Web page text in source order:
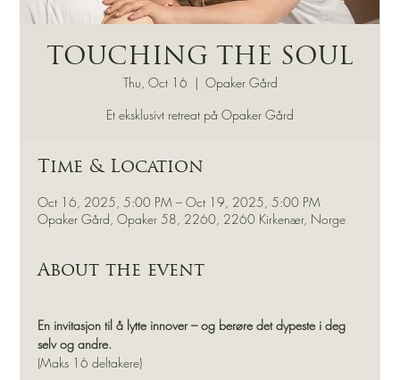
TOUCHING THE SOUL
Thu, Oct 16
  |
Opaker Gård
Et eksklusivt retreat på Opaker Gård
Time & Location
Oct 16, 2025, 5:00 PM – Oct 19, 2025, 5:00 PM
Opaker Gård, Opaker 58, 2260, 2260 Kirkenær, Norge
About the event
En invitasjon til å lytte innover – og berøre det dypeste i deg
selv og andre.
(Maks 16 deltakere)